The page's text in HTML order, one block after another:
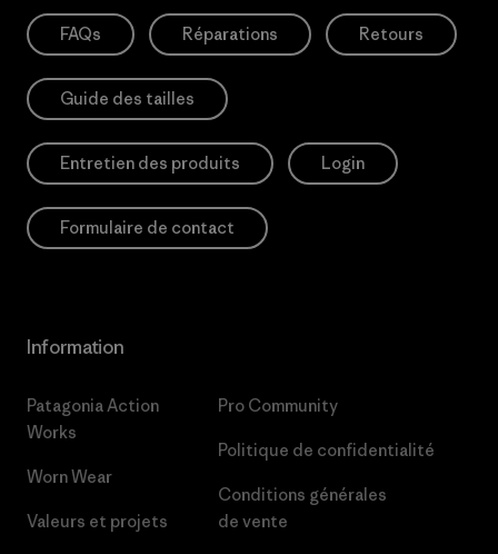
FAQs Réparations Retours
Guide des tailles
Entretien des produits Login
Formulaire de contact
Information
Patagonia Action
Works
Worn Wear
Valeurs et projets
Pro Community
Politique de confidentialité
Conditions générales
de vente